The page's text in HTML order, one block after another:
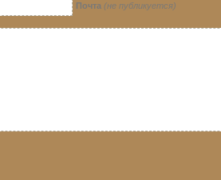
Почта (не публикуется)